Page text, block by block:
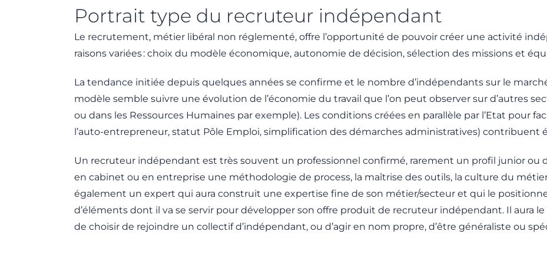
Portrait type du recruteur indépendant
Le recrutement, métier libéral non réglementé, offre l’opportunité de pouvoir créer une activité
raisons variées : choix du modèle économique, autonomie de décision, sélection des missions et
La tendance initiée depuis quelques années se confirme et le nombre d’indépendants sur le
modèle semble suivre une évolution de l’économie du travail que l’on peut observer sur d’autres
ou dans les Ressources Humaines par exemple). Les conditions créées en parallèle par l’Etat pour
l’auto-entrepreneur, statut Pôle Emploi, simplification des démarches administratives) contribuent
Un recruteur indépendant est très souvent un professionnel confirmé, rarement un profil junior ou
en cabinet ou en entreprise une méthodologie de process, la maîtrise des outils, la culture du métier
également un expert qui aura construit une expertise fine de son métier/secteur et qui le
d’éléments dont il va se servir pour développer son offre produit de recruteur indépendant. Il aura
de choisir de rejoindre un collectif d’indépendant, ou d’agir en nom propre, d’être généraliste ou